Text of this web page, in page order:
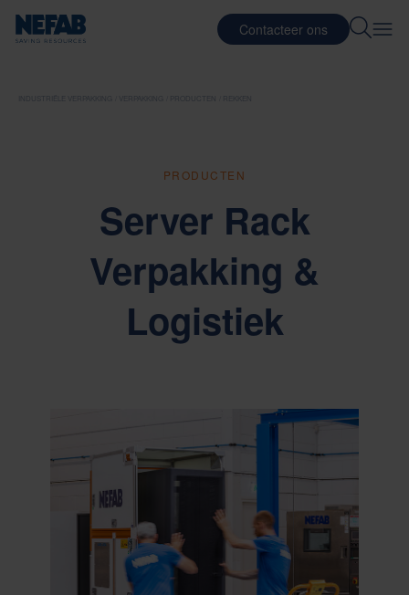
Contacteer ons
INDUSTRIËLE VERPAKKING VERPAKKING
PRODUCTEN
Server Rack
Verpakking &
Logistiek